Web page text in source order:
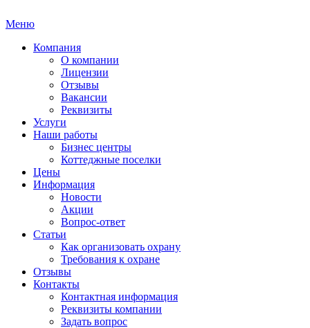
Меню
Компания
О компании
Лицензии
Отзывы
Вакансии
Реквизиты
Услуги
Наши работы
Бизнес центры
Коттеджные поселки
Цены
Информация
Новости
Акции
Вопрос-ответ
Статьи
Как организовать охрану
Требования к охране
Отзывы
Контакты
Контактная информация
Реквизиты компании
Задать вопрос